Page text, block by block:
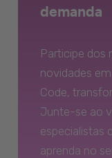
demanda
Participe dos
novidades
Code,
Junte-se ao
especialistas
aprenda no